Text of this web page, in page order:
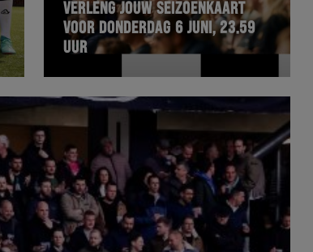
VERLENG JOUW SEIZOENKAART
VOOR DONDERDAG 6 JUNI, 23.59
UUR